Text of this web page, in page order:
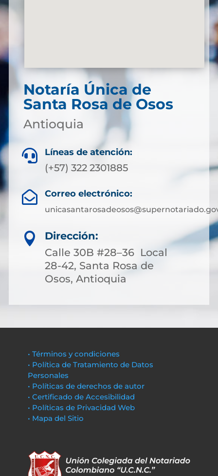
Notaría Única de
Santa Rosa de Osos
Antioquia
 Líneas de atención:
(+57) 322 2301885
 Correo electrónico:

Dirección:
Calle 30B #28–36 Local
28-42, Santa Rosa de
Osos, Antioquia
• Términos y condiciones
• Política de Tratamiento de Datos
Personales
• Políticas de derechos de autor
• Certificado de Accesibilidad
• Políticas de Privacidad Web
• Mapa del Sitio